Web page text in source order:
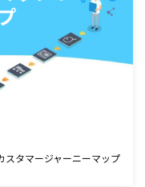
スタマージャーニーマップ